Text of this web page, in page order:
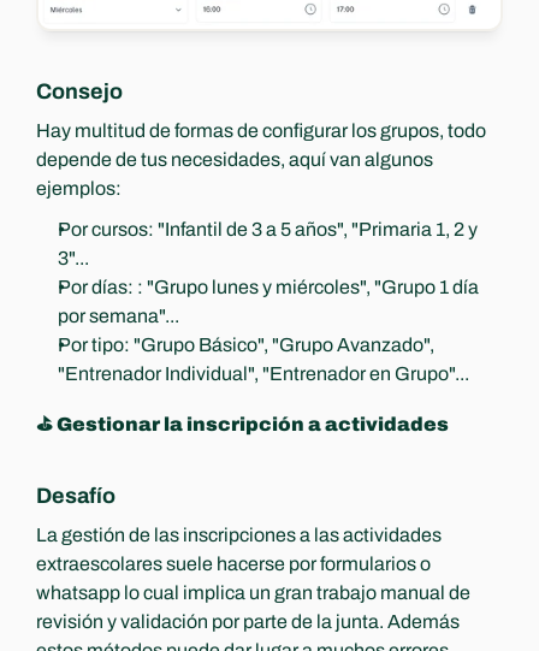
Consejo
Hay multitud de formas de configurar los grupos, todo
depende de tus necesidades, aquí van algunos
ejemplos:
Por cursos: "Infantil de 3 a 5 años", "Primaria 1, 2 y
3"...
Por días: : "Grupo lunes y miércoles", "Grupo 1 día
por semana"...
Por tipo: "Grupo Básico", "Grupo Avanzado",
"Entrenador Individual", "Entrenador en Grupo"...
⛳️ Gestionar la inscripción a actividades
Desafío
La gestión de las inscripciones a las actividades
extraescolares suele hacerse por formularios o
whatsapp lo cual implica un gran trabajo manual de
revisión y validación por parte de la junta. Además